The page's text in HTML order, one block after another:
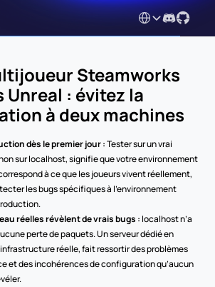
Select Language
Steamworks
Unreal : évitez la
à deux machines
dès le premier jour : Tester sur un vrai
sur localhost, signifie que votre environnement
à ce que les joueurs vivent réellement,
les bugs spécifiques à l’environnement
réelles révèlent de vrais bugs : localhost n’a
perte de paquets. Un serveur dédié en
réelle, fait ressortir des problèmes
et des incohérences de configuration qu’aucun